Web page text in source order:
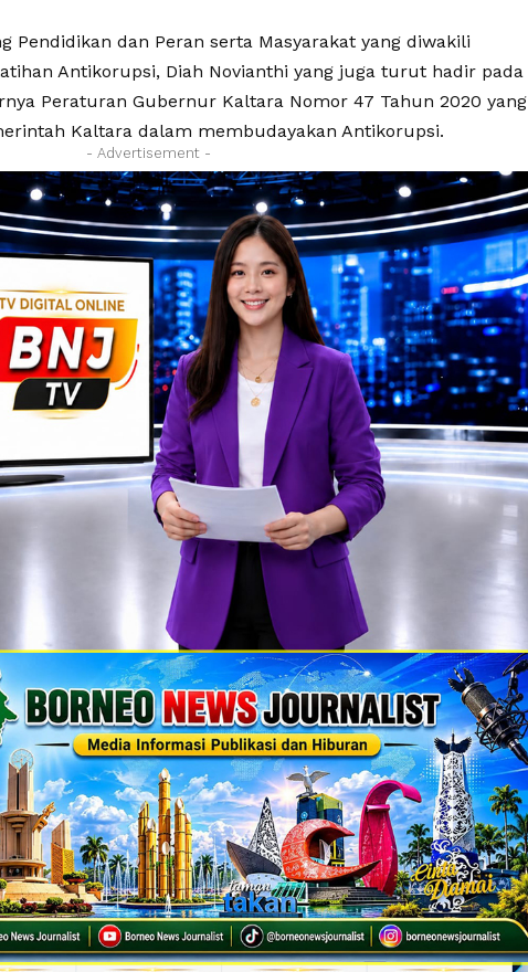
Pendidikan dan Peran serta Masyarakat yang diwakili
Antikorupsi, Diah Novianthi yang juga turut hadir pada
Peraturan Gubernur Kaltara Nomor 47 Tahun 2020 yang
Kaltara dalam membudayakan Antikorupsi.
- Advertisement -